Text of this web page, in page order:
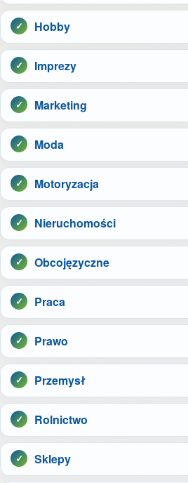
Hobby
Imprezy
Marketing
Moda
Motoryzacja
Nieruchomości
Obcojęzyczne
Praca
Prawo
Przemysł
Rolnictwo
Sklepy